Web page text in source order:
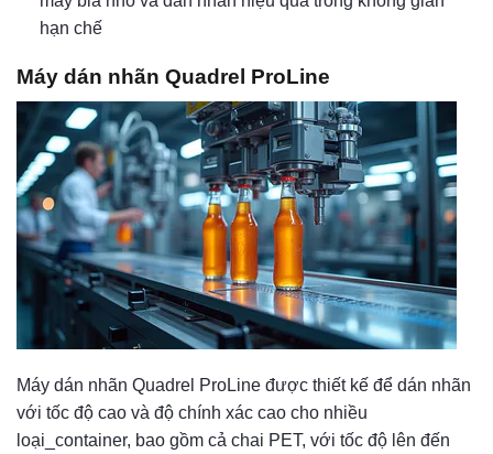
hạn chế
Máy dán nhãn Quadrel ProLine
Máy dán nhãn Quadrel ProLine được thiết kế để dán nhãn
với tốc độ cao và độ chính xác cao cho nhiều
loại_container, bao gồm cả chai PET, với tốc độ lên đến